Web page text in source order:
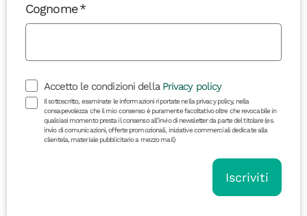
Cognome
Accetto le condizioni della Privacy policy
Il sottoscritto, esaminate le informazioni riportate nella privacy policy, nella
consapevolezza che il mio consenso è puramente facoltativo oltre che revocabile in
qualsiasi momento presta il consenso all’invio di newsletter da parte del titolare (es.
invio di comunicazioni, offerte promozionali, iniziative commerciali dedicate alla
clientela, materiale pubblicitario a mezzo mail)
Iscriviti